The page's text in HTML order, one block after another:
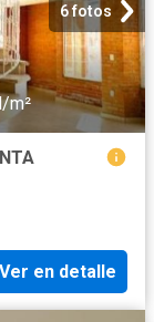
6 fotos
m²
Ver en detalle